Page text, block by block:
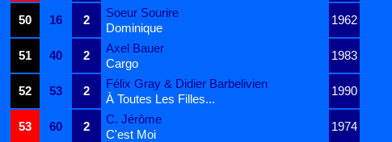
50
16 2
Soeur Sourire
1962
Dominique
51
40 2
Axel Bauer
1983
Cargo
52
53 2
Félix Gray & Didier Barbelivien
1990
À Toutes Les Filles...
53
60 2
C. Jérôme
1974
C'est Moi